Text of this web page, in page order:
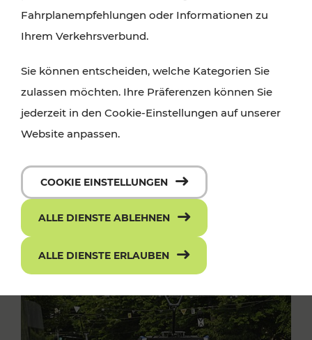
Fahrplanempfehlungen oder Informationen zu
Ihrem Verkehrsverbund.
Sie können entscheiden, welche Kategorien Sie
zulassen möchten. Ihre Präferenzen können Sie
jederzeit in den Cookie-Einstellungen auf unserer
Website anpassen.
COOKIE EINSTELLUNGEN
ALLE DIENSTE ABLEHNEN
ALLE DIENSTE ERLAUBEN